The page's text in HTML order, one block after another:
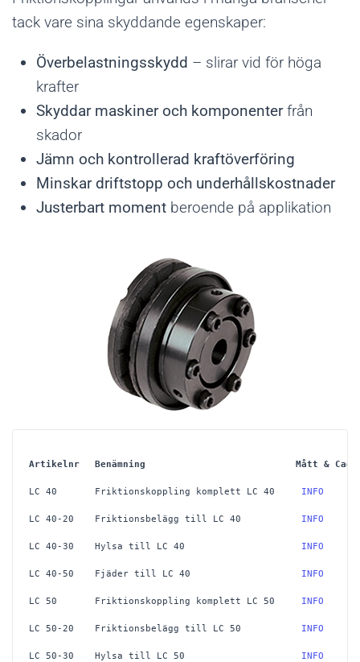
tack vare sina skyddande egenskaper:
Överbelastningsskydd – slirar vid för höga
krafter
Skyddar maskiner och komponenterfrån
skador
Jämn och kontrollerad kraftöverföring
Minskar driftstopp och underhållskostnader
Justerbart moment beroende på applikation
Artikelnr Benämning Mått & Cad
LC 40 Friktionskoppling komplett LC 40 INFO
LC 40-20 Friktionsbelägg till LC 40 INFO
LC 40-30 Hylsa till LC 40 INFO
LC 40-50 Fjäder till LC 40 INFO
LC 50 Friktionskoppling komplett LC 50 INFO
LC 50-20 Friktionsbelägg till LC 50 INFO
LC 50-30 Hylsa till LC 50 INFO